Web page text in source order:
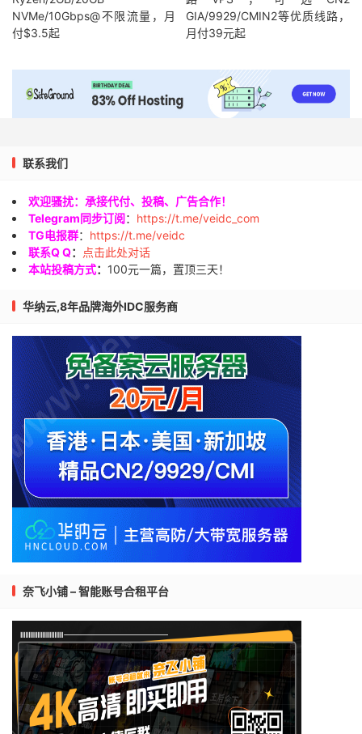
NVMe/10Gbps@不限流量，月
付$3.5起
GIA/9929/CMIN2等优质线路，
月付39元起
联系我们
欢迎骚扰：承接代付、投稿、广告合作！
Telegram同步订阅： https://t.me/veidc_com
TG电报群： https://t.me/veidc
联系Q Q：
点击此处对话
本站投稿方式： 100元一篇，置顶三天！
华纳云,8年品牌海外IDC服务商
奈飞小铺 – 智能账号合租平台